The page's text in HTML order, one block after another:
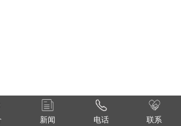
新闻 电话 联系